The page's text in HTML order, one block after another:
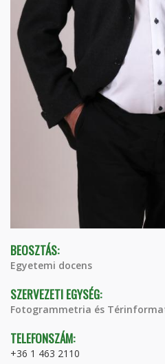
BEOSZTÁS:
Egyetemi docens
SZERVEZETI EGYSÉG:
Fotogrammetria és
TELEFONSZÁM:
+36 1 463 2110